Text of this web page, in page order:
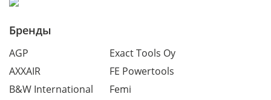
Бренды
AGP
AXXAIR
B&W International
Exact Tools Oy
FE Powertools
Femi